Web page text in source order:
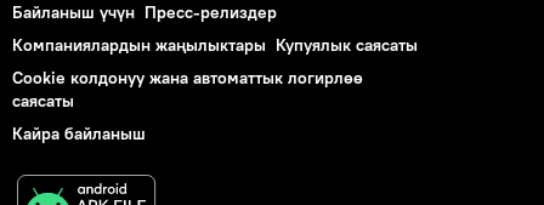
Байланыш үчүн Пресс-релиздер
Компаниялардын жаңылыктары Купуялык саясаты
Cookie колдонуу жана автоматтык логирлөө
саясаты
Кайра байланыш